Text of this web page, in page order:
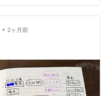
• 2ヶ月前